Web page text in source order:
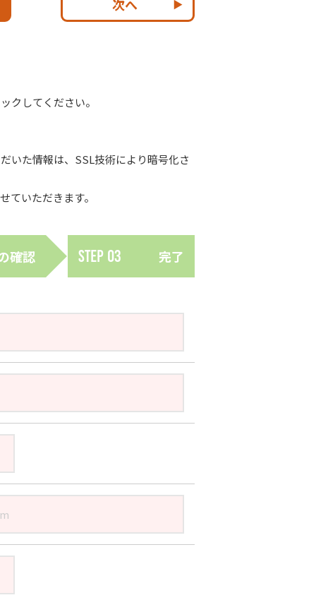
次へ
クしてください。
いた情報は、SSL技術により暗号化さ
ていただきます。
確認 Step 03 完了